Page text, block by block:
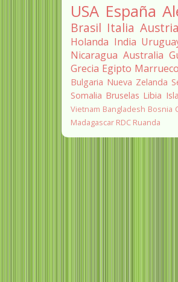
USA España
Brasil Italia Austria
Holanda India
Nicaragua Australia
Grecia Egipto
Bulgaria Nueva Zelanda
Somalia Bruselas Libia
Vietnam Bangladesh Bosnia
Madagascar RDC Ruanda